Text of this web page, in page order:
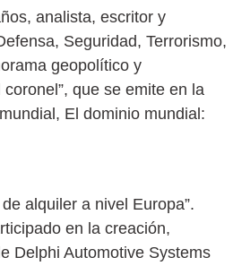
analista, escritor y
Seguridad, Terrorismo,
geopolítico y
que se emite en la
El dominio mundial:
alquiler a nivel Europa”.
en la creación,
Delphi Automotive Systems